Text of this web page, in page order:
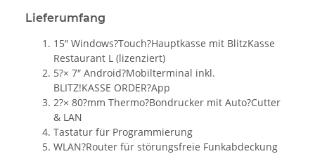
Lieferumfang
15″ Windows?Touch?Hauptkasse mit BlitzKasse
Restaurant L (lizenziert)
5?× 7″ Android?Mobilterminal inkl.
BLITZ!KASSE ORDER?App
2?× 80?mm Thermo?Bondrucker mit Auto?Cutter
& LAN
Tastatur für Programmierung
WLAN?Router für störungsfreie Funkabdeckung